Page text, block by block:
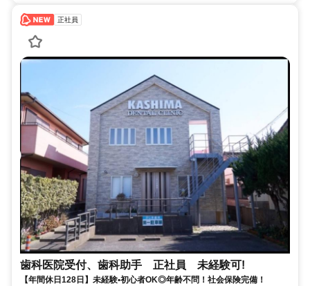
正社員
歯科医院受付、歯科助手 正社員 未経験可!
【年間休日128日】未経験•初心者OK◎年齢不問！社会保険完備！